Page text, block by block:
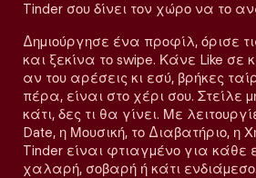
Tinder σου δίνει τον χώρο να το
Δημιούργησε ένα προφίλ, όρισε
και ξεκίνα το swipe. Κάνε Like σε
αν του αρέσεις κι εσύ, βρήκες
πέρα, είναι στο χέρι σου. Στείλε
κάτι, δες τι θα γίνει. Με
Date, η Μουσική, το Διαβατήριο, η
Tinder είναι φτιαγμένο για κάθε
χαλαρή, σοβαρή ή κάτι ενδιάμεσο.